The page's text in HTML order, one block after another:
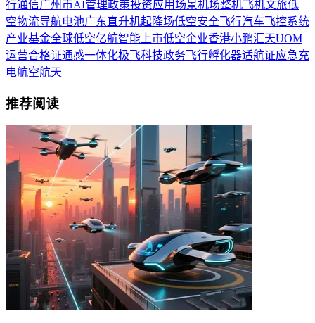
行通信广州市AI管理政策投资应用场景机场整机飞机文旅低
空物流导航电池广东直升机起降场低空安全飞行汽车飞控系统
产业基金全球低空亿航智能 上市低空企业香港小鹏汇天UOM
运营合格证通感一体化极飞科技政务飞行孵化器适航证应急充
电航空航天
推荐阅读